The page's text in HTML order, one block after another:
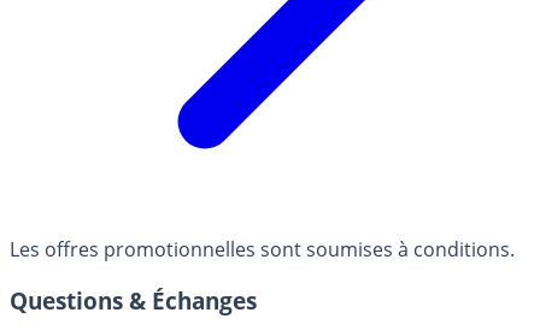
Les offres promotionnelles sont soumises à conditions.
Questions & Échanges